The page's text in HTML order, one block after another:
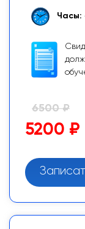
Часы:
6500 ₽
5200 ₽